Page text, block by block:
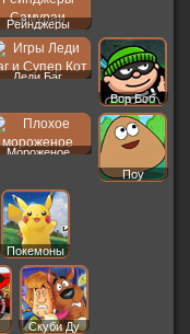
Рейнджеры
Леди Баг
Вор Боб
Мороженое
Поу
Покемоны
Скуби Ду